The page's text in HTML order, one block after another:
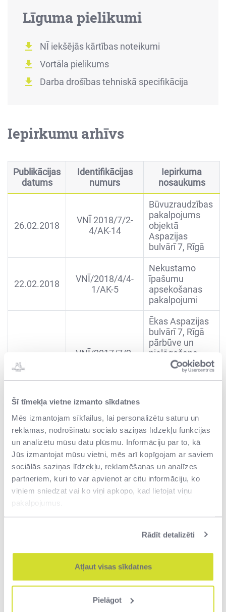
Šī tīmekļa vietne izmanto sīkdatnes
Mēs izmantojam sīkfailus, lai personalizētu saturu un
reklāmas, nodrošinātu sociālo saziņas līdzekļu funkcijas
un analizētu mūsu datu plūsmu. Informāciju par to, kā
Jūs izmantojat mūsu vietni, mēs arī kopīgojam ar saviem
sociālās saziņas līdzekļu, reklamēšanas un analīzes
partneriem, kuri to var apvienot ar citu informāciju, ko
viņiem sniedzat vai ko viņi apkopo, kad lietojat viņu
pakalpojumus.
Rādīt detalizēti
Atļaut visas sīkdatnes
Pielāgot
Līguma pielikumi
NĪ iekšējās kārtības noteikumi
Vortāla pielikums
Darba drošības tehniskā specifikācija
Iepirkumu arhīvs
Publikācijas
datums
Identifikācijas
numurs
Iepirkuma
nosaukums
26.02.2018
VNĪ 2018/7/2-
4/AK-14
Būvuzraudzības
pakalpojums
objektā
Aspazijas
bulvārī 7, Rīgā
22.02.2018
VNĪ/2018/4/4-
1/AK-5
Nekustamo
īpašumu
apsekošanas
pakalpojumi
VNĪ/2017/7/2-
Ēkas Aspazijas
bulvārī 7, Rīgā
pārbūve un
pielāgošana
Latvijas
Republikas
09.02.2018
VNĪ/2018/4/4-
1/AK-6
Nekustamo
īpašumu telpu
uzkopšana
Rīgas reģionā
VNĪ/2018/4/2/B-
Patrulēšanas
pakalpojumu
nodrošināšana
pārvaldībā un
esošajos
nekustamajos